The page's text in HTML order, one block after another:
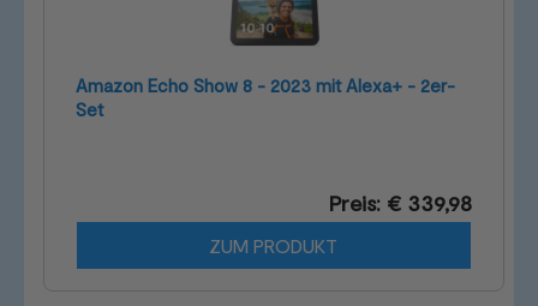
Amazon Echo Show 8 - 2023 mit Alexa+ - 2er-
Set
Preis: € 339,98
ZUM PRODUKT